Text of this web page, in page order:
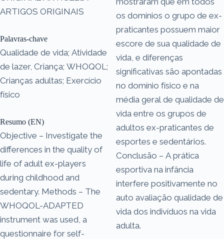
ARTIGOS ORIGINAIS
Palavras-chave
Qualidade de vida; Atividade
de lazer, Criança; WHOQOL;
Crianças adultas; Exercício
físico
Resumo (EN)
Objective – Investigate the
differences in the quality of
life of adult ex-players
during childhood and
sedentary. Methods – The
WHOQOL-ADAPTED
instrument was used, a
questionnaire for self-
os domínios o grupo de ex-
praticantes possuem maior
escore de sua qualidade de
vida, e diferenças
significativas são apontadas
no domínio físico e na
média geral de qualidade de
vida entre os grupos de
adultos ex-praticantes de
esportes e sedentários.
Conclusão – A prática
esportiva na infância
interfere positivamente no
auto avaliação qualidade de
vida dos indivíduos na vida
adulta.